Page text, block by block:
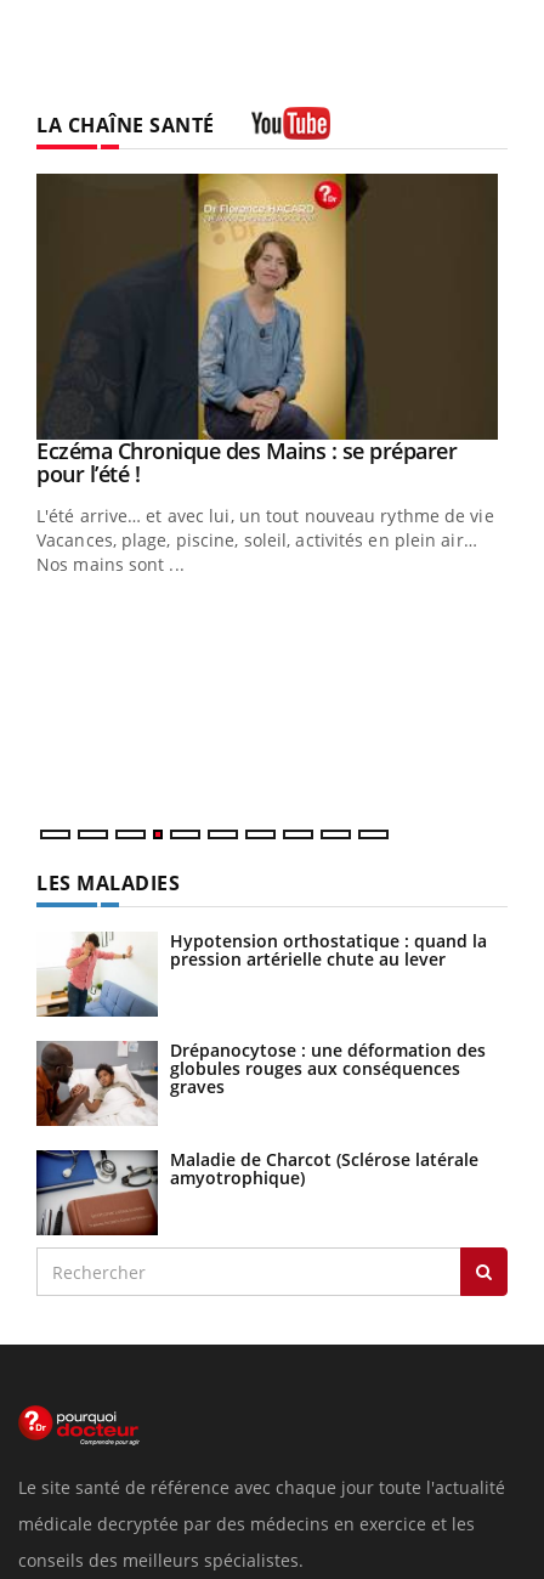
LA CHAÎNE SANTÉ
Youtube
Eczéma Chronique des Mains : se préparer
pour l’été !Youtube
L'été arrive… et avec lui, un tout nouveau rythme de vie !
Vacances, plage, piscine, soleil, activités en plein air…
Nos mains sont ...
LES MALADIES
Hypotension orthostatique : quand la
pression artérielle chute au lever
Drépanocytose : une déformation des
globules rouges aux conséquences
graves
Maladie de Charcot (Sclérose latérale
amyotrophique)
Le site santé de référence avec chaque jour toute l'actualité
médicale decryptée par des médecins en exercice et les
conseils des meilleurs spécialistes.